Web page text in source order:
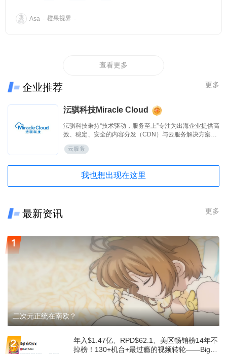
Asa - 橙果视界 -
查看更多
企业推荐 更多
沄骐科技Miracle Cloud
沄骐科技秉持“技术驱动，服务至上”专注为出海企业提供高
效、稳定、安全的内容分发（CDN）与云服务解决方案，
内资深专家组成，拥有大规模分布式架构服务经验，提供
云服务
我也想出现在这里
最新资讯 更多
二次元正统在南欧？
年入$1.47亿、RPD$62.1、美区畅销榜14年不
掉榜！130+机台+最过瘾的视频转轮——Big